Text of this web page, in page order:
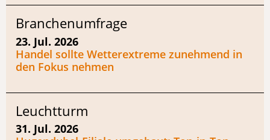
Branchenumfrage
23. Jul. 2026
Handel sollte Wetterextreme zunehmend in
den Fokus nehmen
Leuchtturm
31. Jul. 2026